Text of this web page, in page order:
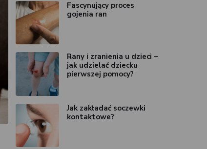
Fascynujący proces
gojenia ran
Rany i zranienia u dzieci –
jak udzielać dziecku
pierwszej pomocy?
Jak zakładać soczewki
kontaktowe?